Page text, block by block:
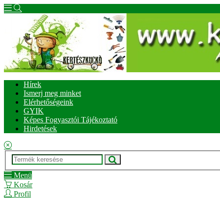
Hírek
Ismerj meg minket
Elérhetőségeink
GYIK
Képes Fogyasztói Tájékoztató
Hirdetések
Menü
Kosár
Profil